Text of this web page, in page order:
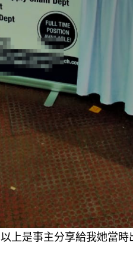
以上是事主分享給我她當時